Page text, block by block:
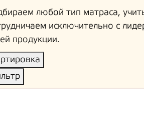
любой тип матраса,
исключительно с
продукции.